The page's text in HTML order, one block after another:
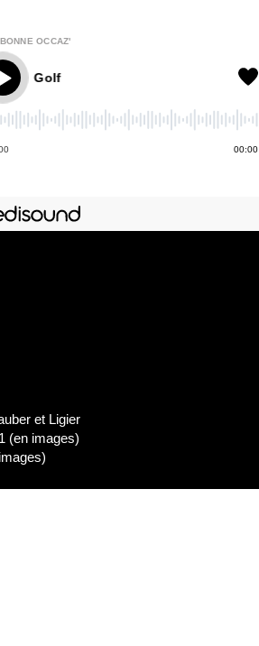
OCCAZ'
La Bonne Occaz' - Volkswagen Golf
00:00
et Ligier
(en images)